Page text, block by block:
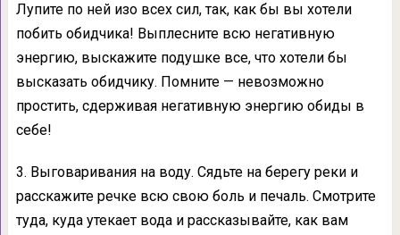
Лупите по ней изо всех сил, так, как бы вы хотели
побить обидчика! Выплесните всю негативную
энергию, выскажите подушке все, что хотели бы
высказать обидчику. Помните — невозможно
простить, сдерживая негативную энергию обиды в
себе!
3. Выговаривания на воду. Сядьте на берегу реки и
расскажите речке всю свою боль и печаль. Смотрите
туда, куда утекает вода и рассказывайте, как вам